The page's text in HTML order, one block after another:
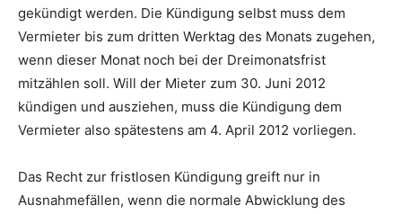
gekündigt werden. Die Kündigung selbst muss dem
Vermieter bis zum dritten Werktag des Monats zugehen,
wenn dieser Monat noch bei der Dreimonatsfrist
mitzählen soll. Will der Mieter zum 30. Juni 2012
kündigen und ausziehen, muss die Kündigung dem
Vermieter also spätestens am 4. April 2012 vorliegen.
Das Recht zur fristlosen Kündigung greift nur in
Ausnahmefällen, wenn die normale Abwicklung des